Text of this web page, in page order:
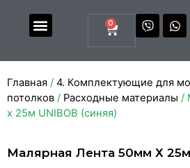
0
Главная / 4. Комплектующие для
потолков / Расходные материалы /
х 25м UNIBOB (синяя)
Малярная Лента 50мм Х